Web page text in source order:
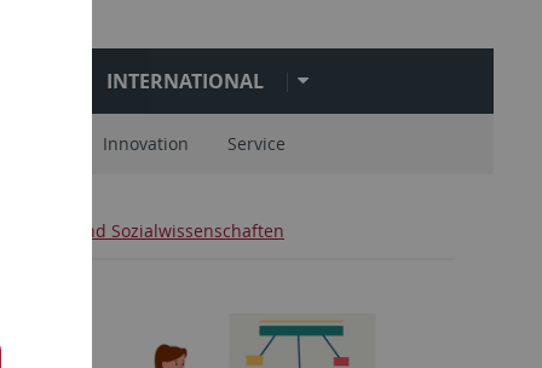
INTERNATIONAL
Innovation Service
und Sozialwissenschaften